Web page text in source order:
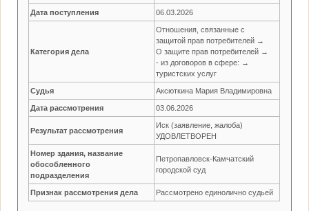
Дата поступления 06.03.2026
Категория дела
Отношения, связанные с
защитой прав потребителей →
О защите прав потребителей →
- из договоров в сфере: →
туристских услуг
Судья Аксюткина Мария Владимировна
Дата рассмотрения 03.06.2026
Результат рассмотрения
Иск (заявление, жалоба)
УДОВЛЕТВОРЕН
Номер здания, название
обособленного
подразделения
Петропавловск-Камчатский
городской суд
Признак рассмотрения дела Рассмотрено единолично судьей